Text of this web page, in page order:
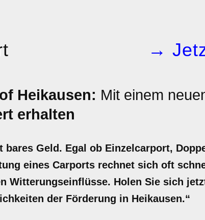
→
Heikausen: Mit einem
erhalten
bares Geld. Egal ob Einzelcarport,
eines Carports rechnet sich oft
Witterungseinflüsse. Holen Sie sich
der Förderung in Heikausen.“